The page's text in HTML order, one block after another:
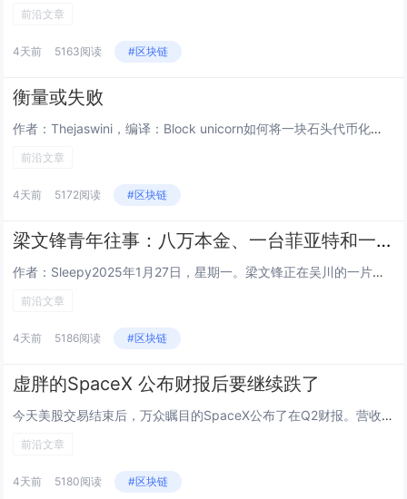
前沿文章
4天前 5163阅读 #区块链
衡量或失败
作者：Thejaswini，编译：Block unicorn如何将一块石头代币化？找一块石头，铸造一种代表它的代币，而这...
前沿文章
4天前 5172阅读 #区块链
梁文锋青年往事：八万本金、一台菲亚特和一个人的长征
作者：Sleepy2025年1月27日，星期一。梁文锋正在吴川的一片球场上，和几个初中同学踢球。七天前，DeepSeek...
前沿文章
4天前 5186阅读 #区块链
虚胖的SpaceX 公布财报后要继续跌了
今天美股交易结束后，万众瞩目的SpaceX公布了在Q2财报。营收78.14亿美元，同比增长92%，市场预期69.3亿，超...
前沿文章
4天前 5180阅读 #区块链